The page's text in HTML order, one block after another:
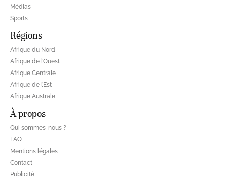
Médias
Sports
Régions
Afrique du Nord
Afrique de l’Ouest
Afrique Centrale
Afrique de l’Est
Afrique Australe
À propos
Qui sommes-nous ?
FAQ
Mentions légales
Contact
Publicité